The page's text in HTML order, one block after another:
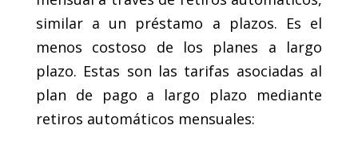
similar a un préstamo a plazos. Es el
menos costoso de los planes a largo
plazo. Estas son las tarifas asociadas al
plan de pago a largo plazo mediante
retiros automáticos mensuales: